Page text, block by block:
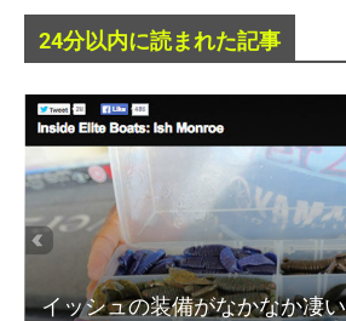
24分以内に読まれた記事
イッシュの装備がなかなか凄